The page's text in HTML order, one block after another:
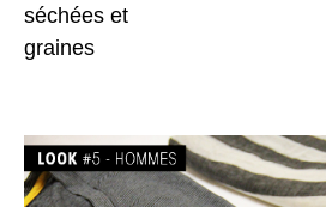
séchées et
graines